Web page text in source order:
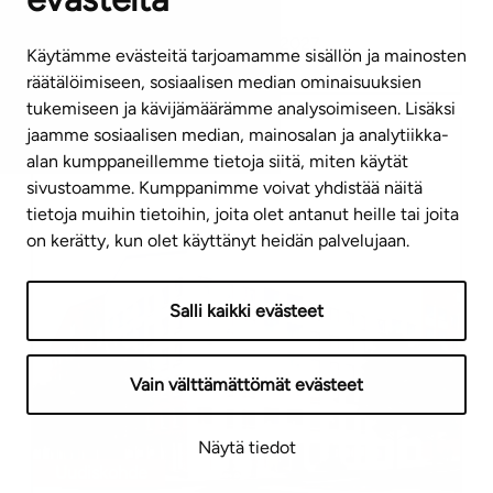
Käytämme evästeitä tarjoamamme sisällön ja mainosten
räätälöimiseen, sosiaalisen median ominaisuuksien
tukemiseen ja kävijämäärämme analysoimiseen. Lisäksi
jaamme sosiaalisen median, mainosalan ja analytiikka-
alan kumppaneillemme tietoja siitä, miten käytät
sivustoamme. Kumppanimme voivat yhdistää näitä
tietoja muihin tietoihin, joita olet antanut heille tai joita
on kerätty, kun olet käyttänyt heidän palvelujaan.
Salli kaikki evästeet
Vain välttämättömät evästeet
Näytä tiedot
Kerrostalo
Arvioitu valmistuminen
30.4.2027
Vapautuu
30.4.2027
Helsinki,Malminkartano
Jälsitie 3 A 33